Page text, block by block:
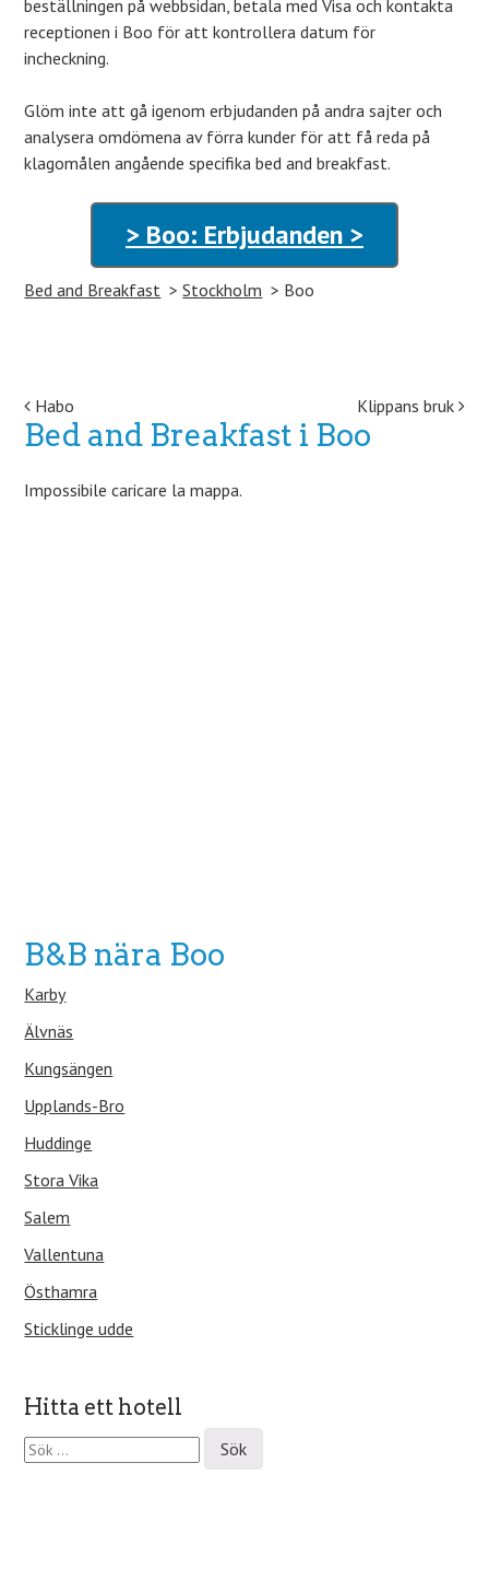
beställningen på webbsidan, betala med Visa och kontakta
receptionen i Boo för att kontrollera datum för
incheckning.
Glöm inte att gå igenom erbjudanden på andra sajter och
analysera omdömena av förra kunder för att få reda på
klagomålen angående specifika bed and breakfast.
> Boo: Erbjudanden >
Bed and Breakfast Stockholm Boo
Post navigation
Habo Klippans bruk
Bed and Breakfast i Boo
Impossibile caricare la mappa.
B&B nära Boo
Karby
Älvnäs
Kungsängen
Upplands-Bro
Huddinge
Stora Vika
Salem
Vallentuna
Östhamra
Sticklinge udde
Hitta ett hotell
S
ö